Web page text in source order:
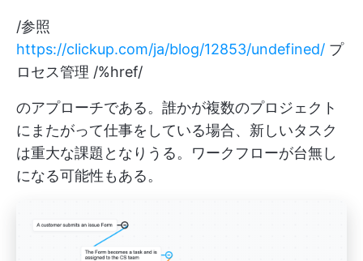
/参照
https://clickup.com/ja/blog/12853/undefined/ プ
ロセス管理 /%href/
のアプローチである。誰かが複数のプロジェクト
にまたがって仕事をしている場合、新しいタスク
は重大な課題となりうる。ワークフローが台無し
になる可能性もある。